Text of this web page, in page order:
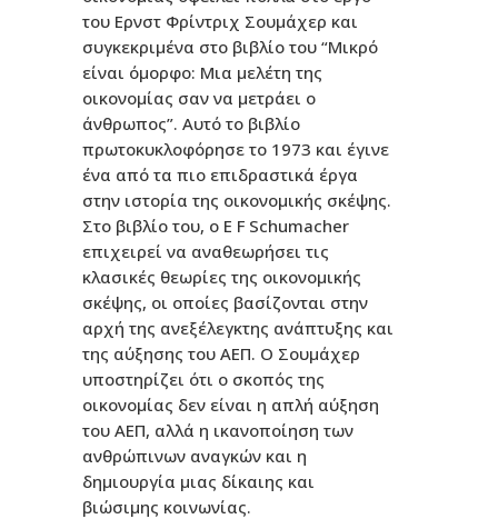
του Ερνστ Φρίντριχ Σουμάχερ και
συγκεκριμένα στο βιβλίο του “Μικρό
είναι όμορφο: Μια μελέτη της
οικονομίας σαν να μετράει ο
άνθρωπος”. Αυτό το βιβλίο
πρωτοκυκλοφόρησε το 1973 και έγινε
ένα από τα πιο επιδραστικά έργα
στην ιστορία της οικονομικής σκέψης.
Στο βιβλίο του, ο E F Schumacher
επιχειρεί να αναθεωρήσει τις
κλασικές θεωρίες της οικονομικής
σκέψης, οι οποίες βασίζονται στην
αρχή της ανεξέλεγκτης ανάπτυξης και
της αύξησης του ΑΕΠ. Ο Σουμάχερ
υποστηρίζει ότι ο σκοπός της
οικονομίας δεν είναι η απλή αύξηση
του ΑΕΠ, αλλά η ικανοποίηση των
ανθρώπινων αναγκών και η
δημιουργία μιας δίκαιης και
βιώσιμης κοινωνίας.